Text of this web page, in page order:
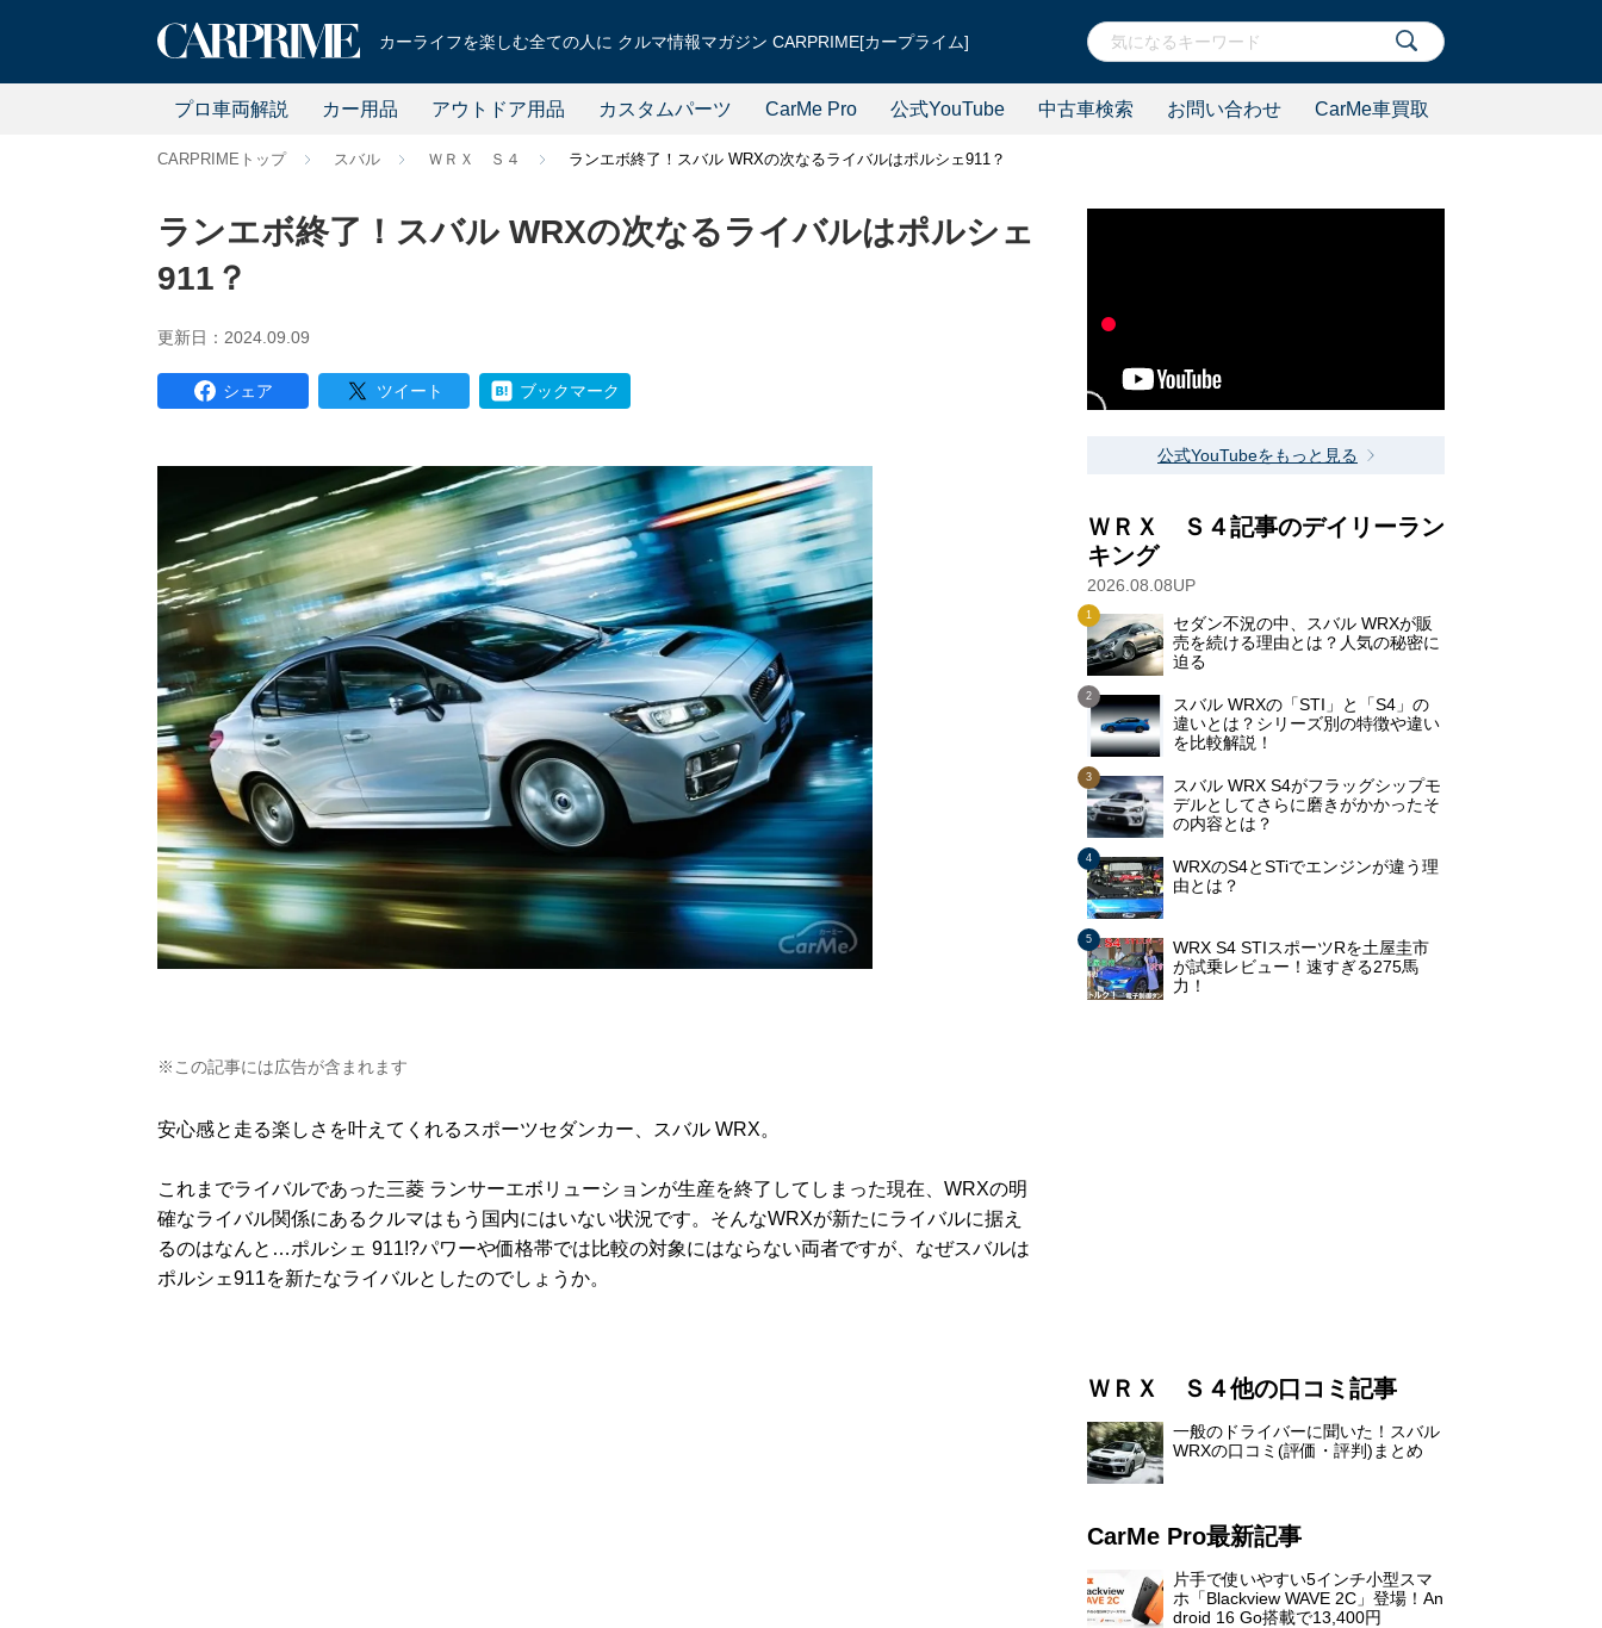
カーライフを楽しむ全ての人に クルマ情報マガジン CARPRIME[カープライム]
プロ車両解説 カー用品 アウトドア用品 カスタムパーツ CarMe Pro 公式YouTube 中古車検索 お問い合わせ CarMe車買取
CARPRIMEトップ スバル ＷＲＸ Ｓ４ ランエボ終了！スバル WRXの次なるライバルはポルシェ911？
ランエボ終了！スバル WRXの次なるライバルはポルシェ
911？
更新日：2024.09.09
シェア ツイート ブックマーク
※この記事には広告が含まれます
安心感と走る楽しさを叶えてくれるスポーツセダンカー、スバル WRX。
これまでライバルであった三菱 ランサーエボリューションが生産を終了してしまった現在、WRXの明
確なライバル関係にあるクルマはもう国内にはいない状況です。そんなWRXが新たにライバルに据え
るのはなんと…ポルシェ 911!?パワーや価格帯では比較の対象にはならない両者ですが、なぜスバルは
ポルシェ911を新たなライバルとしたのでしょうか。
公式YouTubeをもっと見る
ＷＲＸ Ｓ４記事のデイリーラン
キング
2026.08.08UP
セダン不況の中、スバル WRXが販
売を続ける理由とは？人気の秘密に
迫る
スバル WRXの「STI」と「S4」の
違いとは？シリーズ別の特徴や違い
を比較解説！
スバル WRX S4がフラッグシップモ
デルとしてさらに磨きがかかったそ
の内容とは？
WRXのS4とSTiでエンジンが違う理
由とは？
WRX S4 STIスポーツRを土屋圭市
が試乗レビュー！速すぎる275馬
力！
ＷＲＸ Ｓ４他の口コミ記事
一般のドライバーに聞いた！スバル
WRXの口コミ(評価・評判)まとめ
CarMe Pro最新記事
片手で使いやすい5インチ小型スマ
ホ「Blackview WAVE 2C」登場！An
droid 16 Go搭載で13,400円